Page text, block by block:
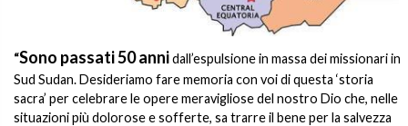
“Sono passati 50 annidall’espulsione in massa dei missionari in
Sud Sudan. Desideriamo fare memoria con voi di questa ‘storia
sacra’ per celebrare le opere meravigliose del nostro Dio che, nelle
situazioni più dolorose e sofferte, sa trarre il bene per la salvezza